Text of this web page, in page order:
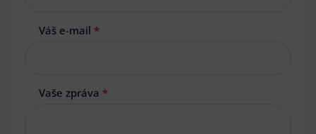
Váš e-mail *
Vaše zpráva *